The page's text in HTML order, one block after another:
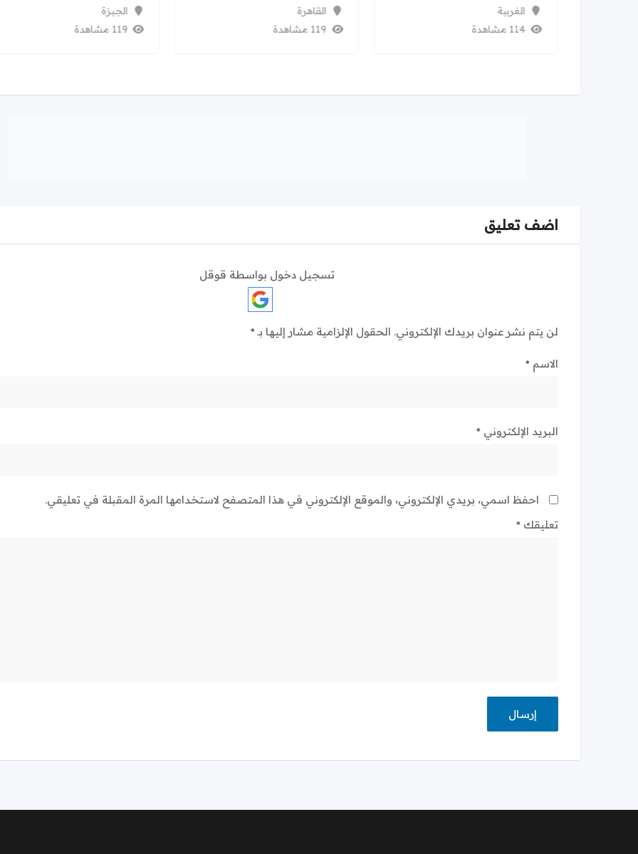
الغربية
114 مشاهدة
القاهرة
119 مشاهدة
الجيزة
119 مشاهدة
اضف تعليق
تسجيل دخول بواسطة قوقل
لن يتم نشر عنوان بريدك الإلكتروني. الحقول الإلزامية مشار إليها بـ*
الاسم *
البريد الإلكتروني *
احفظ اسمي، بريدي الإلكتروني، والموقع الإلكتروني في هذا المتصفح لاستخدامها المرة المقبلة في تعليقي.
تعليقك *